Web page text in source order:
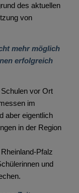
des aktuellen
von
mehr möglich
erfolgreich
vor Ort
im
aber eigentlich
in der Region
Pfalz
und